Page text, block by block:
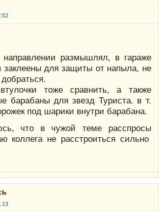
размышлял, в гараже
заклеены для защиты от напыла, не
тоже сравнить, а также
барабаны для звезд Туриста. в т.
под шарики внутри барабана.
что в чужой теме расспросы
коллега не расстроиться сильно